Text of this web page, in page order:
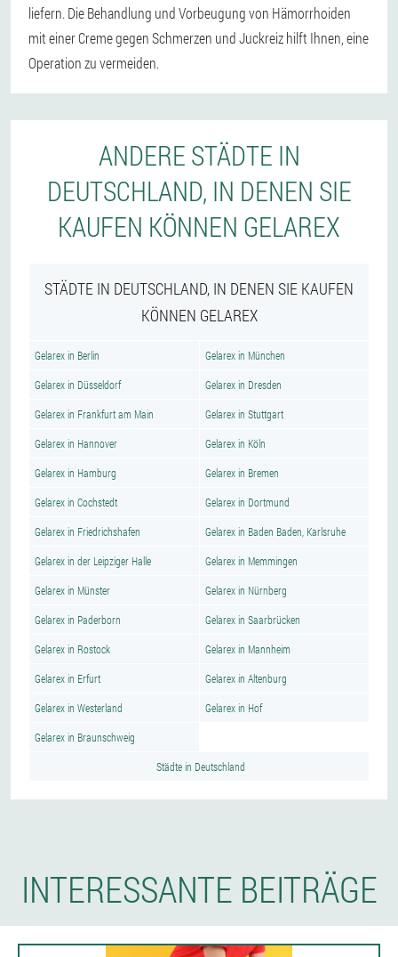
liefern. Die Behandlung und Vorbeugung von Hämorrhoiden
mit einer Creme gegen Schmerzen und Juckreiz hilft Ihnen, eine
Operation zu vermeiden.
ANDERE STÄDTE IN
DEUTSCHLAND, IN DENEN SIE
KAUFEN KÖNNEN GELAREX
STÄDTE IN DEUTSCHLAND, IN DENEN SIE KAUFEN
KÖNNEN GELAREX
Gelarex in Berlin Gelarex in München
Gelarex in Düsseldorf Gelarex in Dresden
Gelarex in Frankfurt am Main Gelarex in Stuttgart
Gelarex in Hannover Gelarex in Köln
Gelarex in Hamburg Gelarex in Bremen
Gelarex in Cochstedt Gelarex in Dortmund
Gelarex in Friedrichshafen Gelarex in Baden Baden, Karlsruhe
Gelarex in der Leipziger Halle Gelarex in Memmingen
Gelarex in Münster Gelarex in Nürnberg
Gelarex in Paderborn Gelarex in Saarbrücken
Gelarex in Rostock Gelarex in Mannheim
Gelarex in Erfurt Gelarex in Altenburg
Gelarex in Westerland Gelarex in Hof
Gelarex in Braunschweig
Städte in Deutschland
INTERESSANTE BEITRÄGE